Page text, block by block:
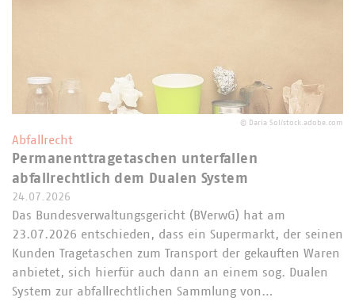
© Daria Sol/stock.adobe.com
Abfallrecht
Permanenttragetaschen unterfallen
abfallrechtlich dem Dualen System
24.07.2026
Das Bundesverwaltungsgericht (BVerwG) hat am
23.07.2026 entschieden, dass ein Supermarkt, der seinen
Kunden Tragetaschen zum Transport der gekauften Waren
anbietet, sich hierfür auch dann an einem sog. Dualen
System zur abfallrechtlichen Sammlung von…